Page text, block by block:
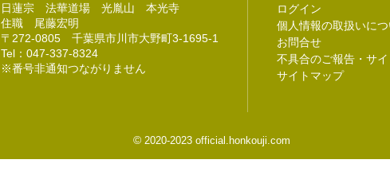
日蓮宗 法華道場 光胤山 本光寺
住職 尾藤宏明
〒272-0805 千葉県市川市大野町3-1695-1
Tel：047-337-8324
※番号非通知つながりません
ログイン
個人情報の取扱いに
お問合せ
不具合のご報告・サ
サイトマップ
©2020-2023 official.honkouji.com